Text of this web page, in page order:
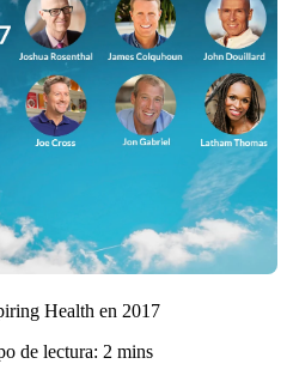
Health en 2017
de lectura: 2 mins